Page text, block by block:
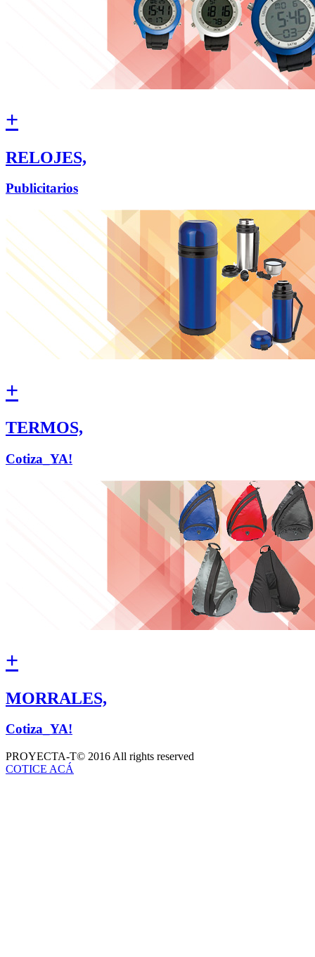
+
RELOJES,
Publicitarios
+
TERMOS,
Cotiza_YA!
+
MORRALES,
Cotiza_YA!
PROYECTA-T© 2016 All rights reserved
COTICE ACÁ